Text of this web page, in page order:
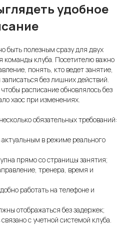
удобное
быть полезным сразу для двух
команды клуба. Посетителю важно
понять, кто ведет занятие,
без лишних действий.
расписание обновлялось без
хаос при изменениях.
обязательных требований:
в режиме реального
прямо со страницы занятия;
тренера, время и
работать на телефоне и
отображаться без задержек;
с учетной системой клуба.